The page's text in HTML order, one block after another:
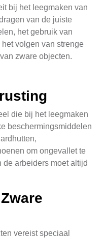
bij het leegmaken van
van de juiste
het gebruik van
volgen van strenge
zware objecten.
die bij het leegmaken
beschermingsmiddelen
om ongevallet te
arbeiders moet altijd
vereist speciaal